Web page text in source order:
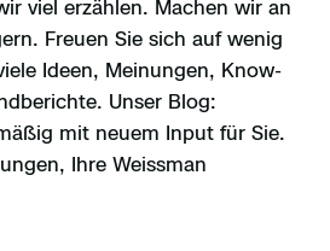
viel erzählen. Machen wir an
Freuen Sie sich auf wenig
Ideen, Meinungen, Know-
Unser Blog:
mit neuem Input für Sie.
Ihre Weissman